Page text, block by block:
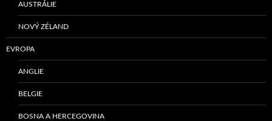
AUSTRÁLIE
NOVÝ ZÉLAND
EVROPA
ANGLIE
BELGIE
BOSNA A HERCEGOVINA